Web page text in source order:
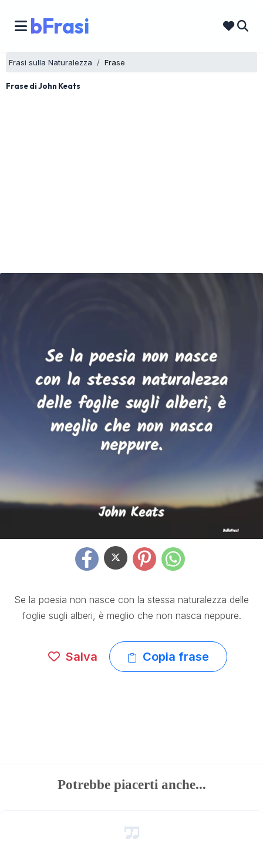
bFrasi
Frasi sulla Naturalezza Frase
Frase di John Keats
Se la poesia non nasce con la stessa naturalezza delle
foglie sugli alberi, è meglio che non nasca neppure.
Salva Copia frase
Potrebbe piacerti anche...